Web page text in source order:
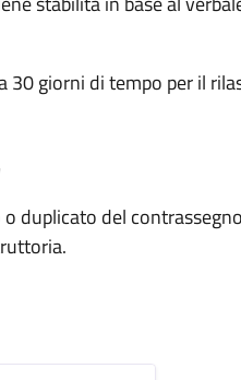
30 giorni di tempo per il
duplicato del